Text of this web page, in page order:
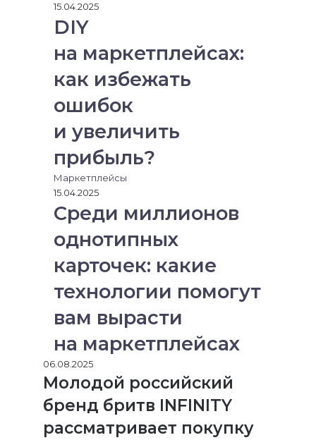
15.04.2025
DIY
на маркетплейсах:
как избежать
ошибок
и увеличить
прибыль?
Маркетплейсы
15.04.2025
Среди миллионов
однотипных
карточек: какие
технологии помогут
вам вырасти
на маркетплейсах
06.08.2025
Молодой российский
бренд бритв INFINITY
рассматривает покупку